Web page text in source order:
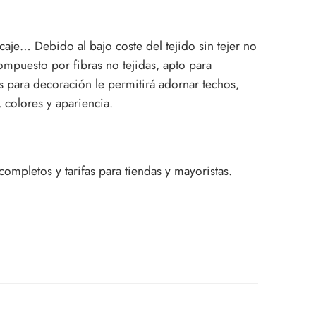
Debido al bajo coste del tejido sin tejer no
por fibras no tejidas, apto para
decoración le permitirá adornar techos,
y apariencia.
y tarifas para tiendas y mayoristas.